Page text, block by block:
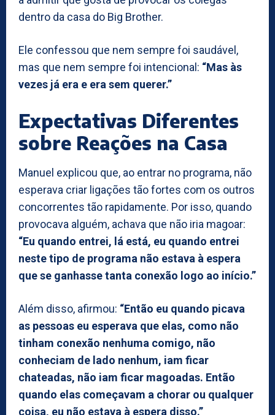
dentro da casa do Big Brother.
Ele confessou que nem sempre foi saudável,
mas que nem sempre foi intencional: “Mas às
vezes já era e era sem querer.”
Expectativas Diferentes
sobre Reações na Casa
Manuel explicou que, ao entrar no programa, não
esperava criar ligações tão fortes com os outros
concorrentes tão rapidamente. Por isso, quando
provocava alguém, achava que não iria magoar:
“Eu quando entrei, lá está, eu quando entrei
neste tipo de programa não estava à espera
que se ganhasse tanta conexão logo ao início.”
Além disso, afirmou: “Então eu quando picava
as pessoas eu esperava que elas, como não
tinham conexão nenhuma comigo, não
conheciam de lado nenhum, iam ficar
chateadas, não iam ficar magoadas. Então
quando elas começavam a chorar ou qualquer
coisa, eu não estava à espera disso.”